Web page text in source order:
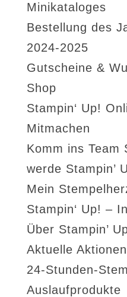
Minikataloges
Bestellung des
2024-2025
Gutscheine &
Shop
Stampin‘ Up!
Mitmachen
Komm ins Team
werde Stampin’
Mein
Stampin‘ Up! –
Über Stampin’
Aktuelle Aktionen
24-Stunden-
Auslaufprodukte